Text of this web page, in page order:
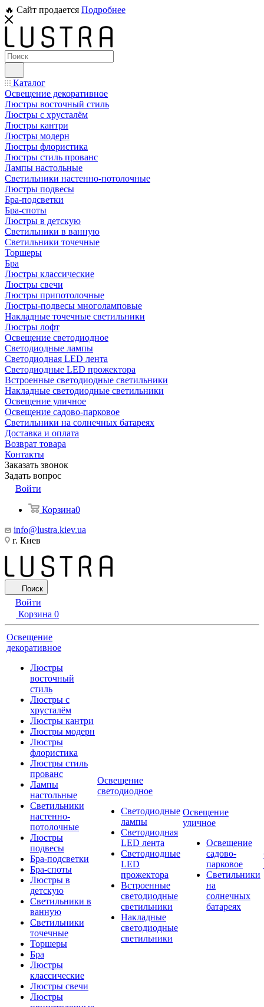
🔥 Сайт продается Подробнее
Каталог
Освещение декоративное
Люстры восточный стиль
Люстры с хрусталём
Люстры кантри
Люстры модерн
Люстры флористика
Люстры стиль прованс
Лампы настольные
Светильники настенно-потолочные
Люстры подвесы
Бра-подсветки
Бра-споты
Люстры в детскую
Светильники в ванную
Светильники точечные
Торшеры
Бра
Люстры классические
Люстры свечи
Люстры припотолочные
Люстры-подвесы многоламповые
Накладные точечные светильники
Люстры лофт
Освещение светодиодное
Светодиодные лампы
Светодиодная LED лента
Светодиодные LED прожектора
Встроенные светодиодные светильники
Накладные светодиодные светильники
Освещение уличное
Освещение садово-парковое
Светильники на солнечных батареях
Доставка и оплата
Возврат товара
Контакты
Заказать звонок
Задать вопрос
Войти
Корзина0
info@lustra.kiev.ua
г. Киев
Поиск
Войти
Корзина 0
Освещение
декоративное
Люстры
восточный
стиль
Люстры с
хрусталём
Люстры кантри
Люстры модерн
Люстры
флористика
Люстры стиль
прованс
Лампы
настольные
Светильники
настенно-
потолочные
Люстры
подвесы
Бра-подсветки
Бра-споты
Люстры в
детскую
Светильники в
ванную
Светильники
точечные
Торшеры
Бра
Люстры
классические
Люстры свечи
Люстры
Освещение
светодиодное
Светодиодные
лампы
Светодиодная
LED лента
Светодиодные
LED
прожектора
Встроенные
светодиодные
светильники
Накладные
светодиодные
светильники
Освещение
уличное
Освещение
садово-
парковое
Светильники
на
солнечных
батареях